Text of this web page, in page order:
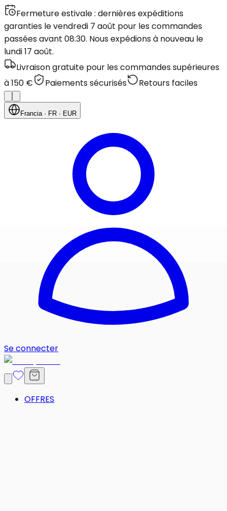
Fermeture estivale : dernières expéditions
garanties le vendredi 7 août pour les commandes
passées avant 08:30. Nous expédions à nouveau le
lundi 17 août.
Livraison gratuite pour les commandes supérieures
à 150 €
Paiements sécurisés Retours faciles
Francia· FR · EUR
Se connecter
OFFRES